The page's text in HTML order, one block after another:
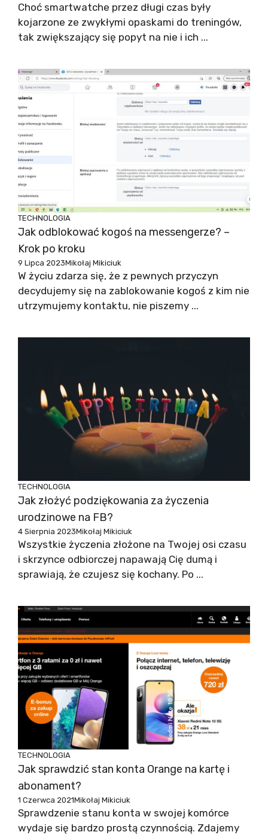
Choć smartwatche przez długi czas były
kojarzone ze zwykłymi opaskami do treningów,
tak zwiększający się popyt na nie i ich ...
TECHNOLOGIA
Jak odblokować kogoś na messengerze? –
Krok po kroku
9 Lipca 2023Mikołaj Mikiciuk
W życiu zdarza się, że z pewnych przyczyn
decydujemy się na zablokowanie kogoś z kim nie
utrzymujemy kontaktu, nie piszemy ...
TECHNOLOGIA
Jak złożyć podziękowania za życzenia
urodzinowe na FB?
4 Sierpnia 2023Mikołaj Mikiciuk
Wszystkie życzenia złożone na Twojej osi czasu
i skrzynce odbiorczej napawają Cię dumą i
sprawiają, że czujesz się kochany. Po ...
TECHNOLOGIA
Jak sprawdzić stan konta Orange na kartę i
abonament?
1 Czerwca 2021Mikołaj Mikiciuk
Sprawdzenie stanu konta w swojej komórce
wydaje się bardzo prostą czynnością. Zdajemy